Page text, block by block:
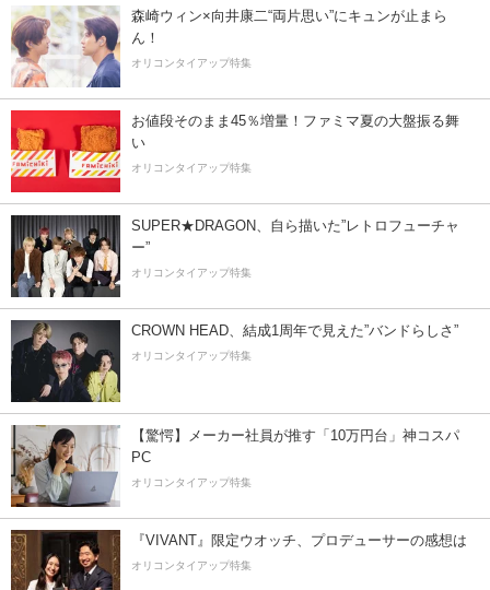
森崎ウィン×向井康二“両片思い”にキュンが止まら
ん！
オリコンタイアップ特集
お値段そのまま45％増量！ファミマ夏の大盤振る舞
い
オリコンタイアップ特集
SUPER★DRAGON、自ら描いた”レトロフューチャ
ー”
オリコンタイアップ特集
CROWN HEAD、結成1周年で見えた”バンドらしさ”
オリコンタイアップ特集
【驚愕】メーカー社員が推す「10万円台」神コスパ
PC
オリコンタイアップ特集
『VIVANT』限定ウオッチ、プロデューサーの感想は
オリコンタイアップ特集